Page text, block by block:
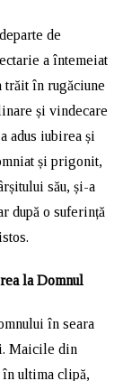
de
a întemeiat
trăit în rugăciune
și vindecare
adus iubirea și
și prigonit,
său, și-a
după o suferință
la Domnul
în seara
Maicile din
în ultima clipă,